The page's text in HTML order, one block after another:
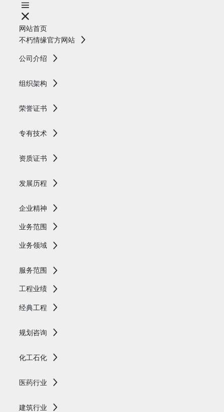
网站首页
不朽情缘官方网站
公司介绍
组织架构
荣誉证书
专有技术
资质证书
发展历程
企业精神
业务范围
业务领域
服务范围
工程业绩
经典工程
规划咨询
化工石化
医药行业
建筑行业